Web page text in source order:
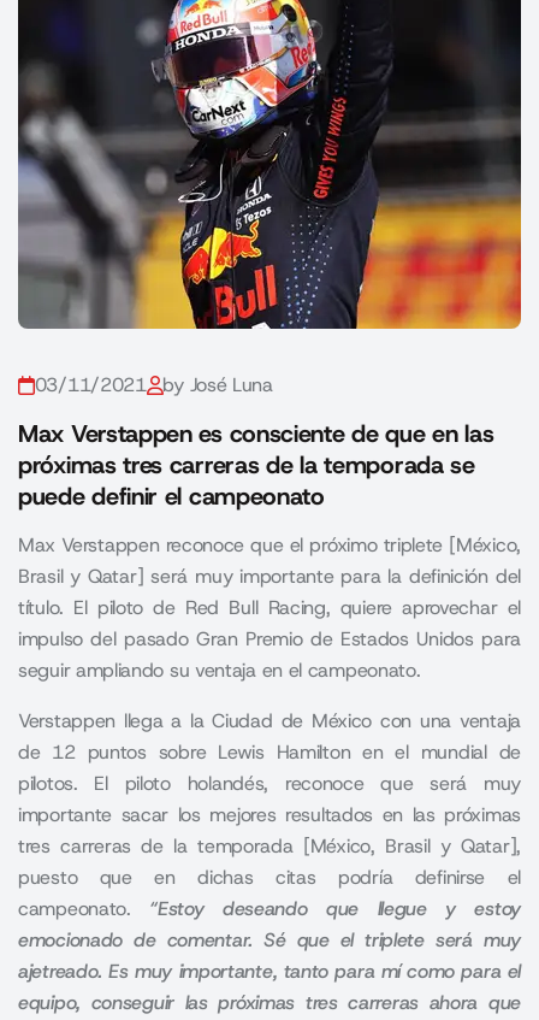
03/11/2021 by José Luna
Max Verstappen es consciente de que en las
próximas tres carreras de la temporada se
puede definir el campeonato
Max Verstappen reconoce que el próximo triplete [México,
Brasil y Qatar] será muy importante para la definición del
título. El piloto de Red Bull Racing, quiere aprovechar el
impulso del pasado Gran Premio de Estados Unidos para
seguir ampliando su ventaja en el campeonato.
Verstappen llega a la Ciudad de México con una ventaja
de 12 puntos sobre Lewis Hamilton en el mundial de
pilotos. El piloto holandés, reconoce que será muy
importante sacar los mejores resultados en las próximas
tres carreras de la temporada [México, Brasil y Qatar],
puesto que en dichas citas podría definirse el
campeonato. “Estoy deseando que llegue y estoy
emocionado de comentar. Sé que el triplete será muy
ajetreado. Es muy importante, tanto para mí como para el
equipo, conseguir las próximas tres carreras ahora que